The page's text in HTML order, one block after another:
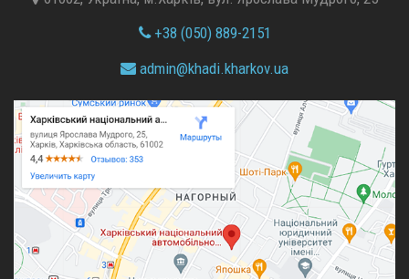
+38 (050) 889-2151
admin@khadi.kharkov.ua